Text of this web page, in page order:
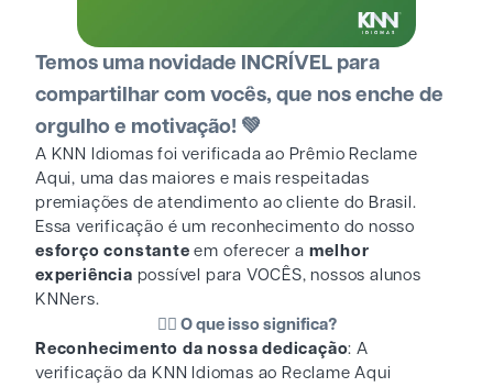
Temos uma novidade INCRÍVEL para
compartilhar com vocês, que nos enche de
orgulho e motivação! 💚
A KNN Idiomas foi verificada ao Prêmio Reclame
Aqui, uma das maiores e mais respeitadas
premiações de atendimento ao cliente do Brasil.
Essa verificação é um reconhecimento do nosso
esforço constante em oferecer a melhor
experiência possível para VOCÊS, nossos alunos
KNNers.
👉🏻 O que isso significa?
Reconhecimento da nossa dedicação: A
verificação da KNN Idiomas ao Reclame Aqui